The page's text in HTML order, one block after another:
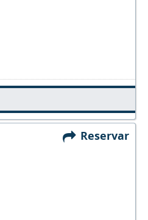
Reservar